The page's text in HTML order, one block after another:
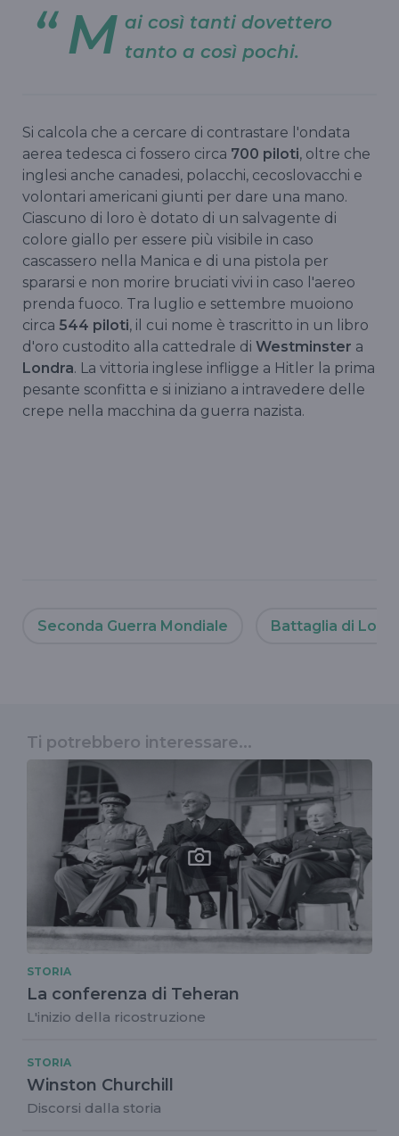
M ai così tanti dovettero
tanto a così pochi.
Si calcola che a cercare di contrastare l'ondata
aerea tedesca ci fossero circa 700 piloti, oltre che
inglesi anche canadesi, polacchi, cecoslovacchi e
volontari americani giunti per dare una mano.
Ciascuno di loro è dotato di un salvagente di
colore giallo per essere più visibile in caso
cascassero nella Manica e di una pistola per
spararsi e non morire bruciati vivi in caso l'aereo
prenda fuoco. Tra luglio e settembre muoiono
circa 544 piloti, il cui nome è trascritto in un libro
d'oro custodito alla cattedrale di Westminster a
Londra. La vittoria inglese infligge a Hitler la prima
pesante sconfitta e si iniziano a intravedere delle
crepe nella macchina da guerra nazista.
Seconda Guerra Mondiale Battaglia di
Ti potrebbero interessare...
STORIA
La conferenza di Teheran
L'inizio della ricostruzione
STORIA
Winston Churchill
Discorsi dalla storia